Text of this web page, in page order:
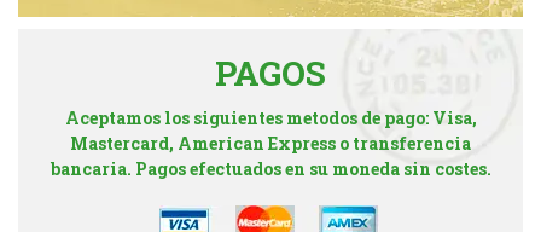
PAGOS
Aceptamos los siguientes metodos de pago: Visa,
Mastercard, American Express o transferencia
bancaria. Pagos efectuados en su moneda sin costes.